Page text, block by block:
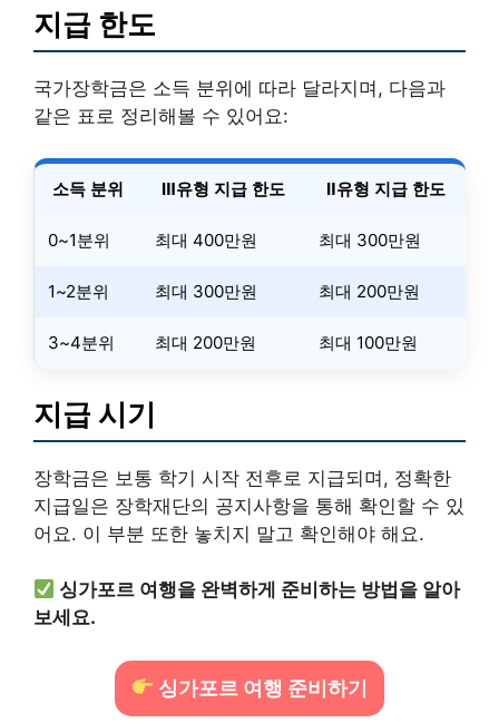
지급 한도
국가장학금은 소득 분위에 따라 달라지며, 다음과
같은 표로 정리해볼 수 있어요:
소득 분위 Ⅲ유형 지급 한도 Ⅱ유형 지급 한도
0~1분위 최대 400만원 최대 300만원
1~2분위 최대 300만원 최대 200만원
3~4분위 최대 200만원 최대 100만원
지급 시기
장학금은 보통 학기 시작 전후로 지급되며, 정확한
지급일은 장학재단의 공지사항을 통해 확인할 수 있
어요. 이 부분 또한 놓치지 말고 확인해야 해요.
싱가포르 여행을 완벽하게 준비하는 방법을 알아
보세요.
싱가포르 여행 준비하기